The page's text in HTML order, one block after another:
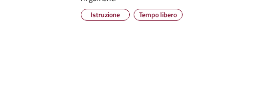
Istruzione Tempo libero